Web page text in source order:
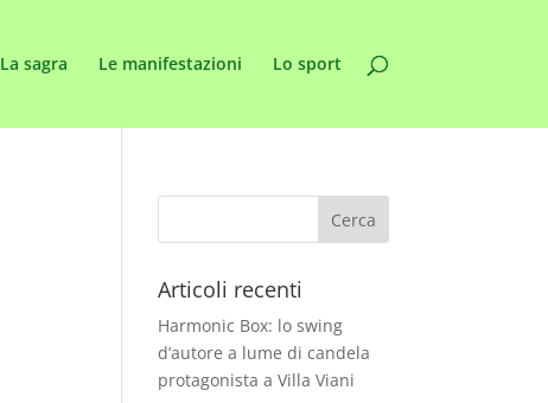
La sagra Le manifestazioni Lo sport
Articoli recenti
Harmonic Box: lo swing
d’autore a lume di candela
protagonista a Villa Viani